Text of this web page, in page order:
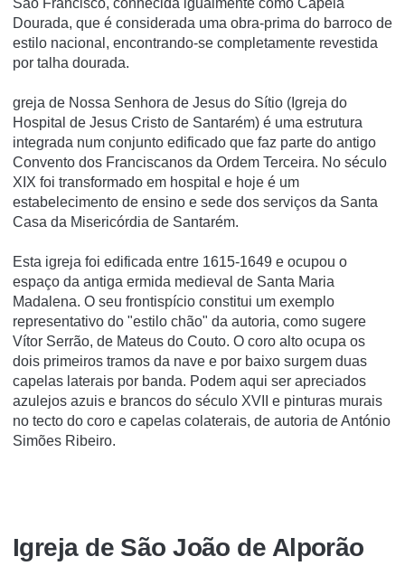
Dourada, que é considerada uma obra-prima do barroco de
estilo nacional, encontrando-se completamente revestida
por talha dourada.
greja de Nossa Senhora de Jesus do Sítio (Igreja do
Hospital de Jesus Cristo de Santarém) é uma estrutura
integrada num conjunto edificado que faz parte do antigo
Convento dos Franciscanos da Ordem Terceira. No século
XIX foi transformado em hospital e hoje é um
estabelecimento de ensino e sede dos serviços da Santa
Casa da Misericórdia de Santarém.
Esta igreja foi edificada entre 1615-1649 e ocupou o
espaço da antiga ermida medieval de Santa Maria
Madalena. O seu frontispício constitui um exemplo
representativo do "estilo chão" da autoria, como sugere
Vítor Serrão, de Mateus do Couto. O coro alto ocupa os
dois primeiros tramos da nave e por baixo surgem duas
capelas laterais por banda. Podem aqui ser apreciados
azulejos azuis e brancos do século XVII e pinturas murais
no tecto do coro e capelas colaterais, de autoria de António
Simões Ribeiro.
Igreja de São João de Alporão